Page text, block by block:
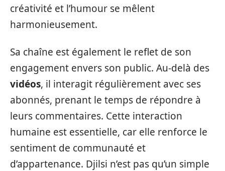
créativité et l’humour se mêlent
harmonieusement.
Sa chaîne est également le reflet de son
engagement envers son public. Au-delà des
vidéos, il interagit régulièrement avec ses
abonnés, prenant le temps de répondre à
leurs commentaires. Cette interaction
humaine est essentielle, car elle renforce le
sentiment de communauté et
d’appartenance. Djilsi n’est pas qu’un simple